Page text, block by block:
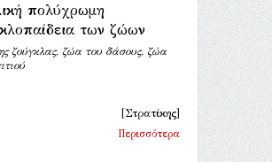
πολύχρωμη
των ζώων
ζούγκλας, ζώα του δάσους, ζώα
[Στρατίκης]
Περισσότερα